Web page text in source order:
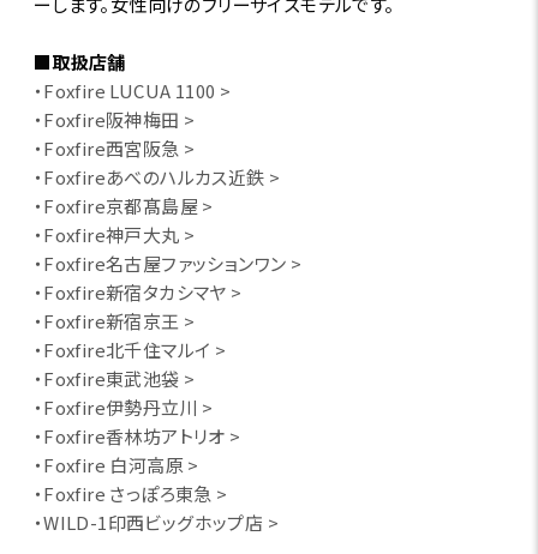
■取扱店舗
・Foxfire LUCUA 1100 >
・Foxfire阪神梅田 >
・Foxfire西宮阪急 >
・Foxfireあべのハルカス近鉄 >
・Foxfire京都髙島屋 >
・Foxfire神戸大丸 >
・Foxfire名古屋ファッションワン >
・Foxfire新宿タカシマヤ >
・Foxfire新宿京王 >
・Foxfire北千住マルイ >
・Foxfire東武池袋 >
・Foxfire伊勢丹立川 >
・Foxfire香林坊アトリオ >
・Foxfire 白河高原 >
・Foxfire さっぽろ東急 >
・WILD-1印西ビッグホップ店 >